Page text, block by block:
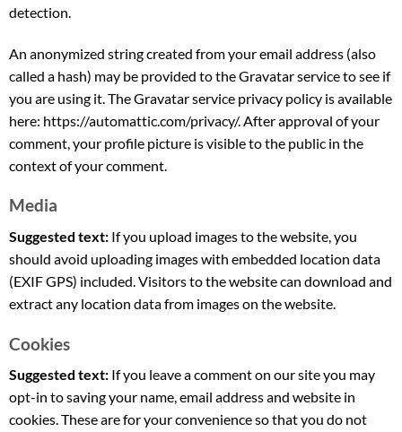
detection.
An anonymized string created from your email address (also
called a hash) may be provided to the Gravatar service to see if
you are using it. The Gravatar service privacy policy is available
here: https://automattic.com/privacy/. After approval of your
comment, your profile picture is visible to the public in the
context of your comment.
Media
Suggested text: If you upload images to the website, you
should avoid uploading images with embedded location data
(EXIF GPS) included. Visitors to the website can download and
extract any location data from images on the website.
Cookies
Suggested text: If you leave a comment on our site you may
opt-in to saving your name, email address and website in
cookies. These are for your convenience so that you do not